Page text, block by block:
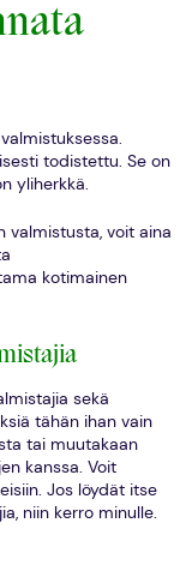
todistettu. Se on
yliherkkä.
valmistusta, voit aina
kotimainen
sekä
tähän ihan vain
tai muutakaan
kanssa. Voit
Jos löydät itse
niin kerro minulle.